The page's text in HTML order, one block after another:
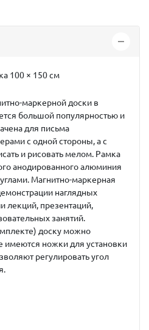
100 × 150 см
маркерной доски в
большой популярностью и
для письма
с одной стороны, а с
и рисовать мелом. Рамка
анодированного алюминия
Магнитно-маркерная
наглядных
лекций, презентаций,
занятий.
доску можно
имеются ножки для установки
регулировать угол